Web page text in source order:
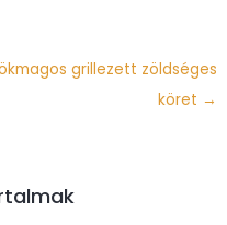
grillezett zöldséges
köret →